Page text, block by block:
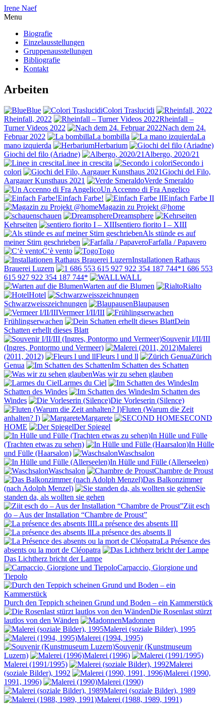
Irene Naef
Menu
Biografie
Einzelausstellungen
Gruppenausstellungen
Bibliografie
Kontakt
Arbeiten
Blue
Colori Traslucidi
Rheinfall, 2022
Rheinfall –
Turner Videos 2022
Nach dem 24.
Februar 2022
La bombilla
La
mano izquierda
Herbarium
Giochi del filo (Ariadne)
Albergo, 2020/21
Linee in crescita
Secondo i
colori
Giochi del Filo,
Aargauer Kunsthaus 2021
Verde Smeraldo
Un Accenno di Fra Angelico
Einfach Farbe!
Einfach Farbe II
Magazin zu Projekt @home
schauen
Dreamsphere
Kehrseiten
sentiero fiorito I – XIII
Als stünde es auf
meiner Stirn geschrieben
Farfalla / Papavero
C‘è vento
Togo
Installationen Rathaus
Brauerei Luzern
1 686 553
615 927 922 354 187 744*
WALL
Warten auf die Blumen
Rialto
Hotel
Schwarzweisszeichnungen
Blaupausen
Vermeer I/II/III
Frühlingserwachen
Dein
Schatten erhellt dieses Blatt
Souvenir I/II/III
(Ingres, Pontormo und Vermeer)
Malerei
(2011, 2012)
Fleurs l und ll
Zürich
Genua
Im Schatten des Schatten
Was wir zu sehen glauben
Larmes du Ciel
Im
Schatten des Windes
Im Schatten des
Windes
Die Vorleserin (Silence)
Fluten (Warum die Zeit
anhalten? I)
Margarete
SECOND
HOME
Der Spiegel
In Hülle und Fülle
(Trachten etwas zu sehen)
In Hülle
und Fülle (Haarsalon)
Waschsalon
In Hülle und Fülle (Allerseelen)
Waschsalon
Chambre de Proust
Das Balkonzimmer
(nach Adolph Menzel)
Sie
standen da, als wollten sie gehen
Ziit esch
do – Aus der Installation “Chambre de Proust”
La présence des absents III
La présence des absents ll
La Présence des
absents ou la mort de Cléopatra
Das Lichtherz bricht der Lampe
Carpaccio, Giorgione und
Tiepolo
Durch den Teppich scheinen Grund und Boden – ein Kammerstück
Die Rosenlast stürzt
lautlos von den Wänden
Madonnen
Malerei (soziale Bilder), 1995
Malerei (1994, 1995)
Souvenir (Kunstmuseum
Luzern)
Malerei (1996)
Malerei (1991/1995)
Malerei
(soziale Bilder), 1992
Malerei (1990,
1991, 1996)
Malerei (1990)
Malerei (soziale Bilder), 1989
Malerei (1988, 1989, 1991)